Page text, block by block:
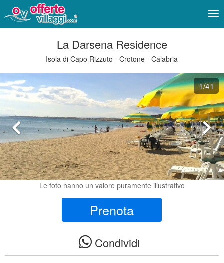
La Darsena Residence
Isola di Capo Rizzuto - Crotone - Calabria
1/41
Le foto hanno un valore puramente illustrativo
Prenota
Condividi